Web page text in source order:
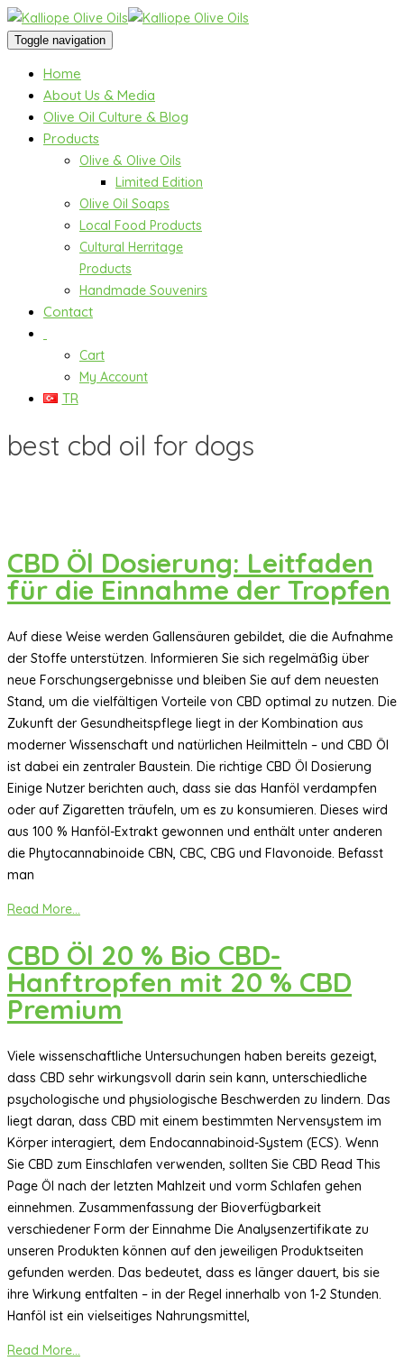
Toggle navigation
Home
About Us & Media
Olive Oil Culture & Blog
Products
Olive & Olive Oils
Limited Edition
Olive Oil Soaps
Local Food Products
Cultural Herritage
Products
Handmade Souvenirs
Contact
Cart
My Account
TR
best cbd oil for dogs
CBD Öl Dosierung: Leitfaden
für die Einnahme der Tropfen
Auf diese Weise werden Gallensäuren gebildet, die die Aufnahme
der Stoffe unterstützen. Informieren Sie sich regelmäßig über
neue Forschungsergebnisse und bleiben Sie auf dem neuesten
Stand, um die vielfältigen Vorteile von CBD optimal zu nutzen. Die
Zukunft der Gesundheitspflege liegt in der Kombination aus
moderner Wissenschaft und natürlichen Heilmitteln – und CBD Öl
ist dabei ein zentraler Baustein. Die richtige CBD Öl Dosierung
Einige Nutzer berichten auch, dass sie das Hanföl verdampfen
oder auf Zigaretten träufeln, um es zu konsumieren. Dieses wird
aus 100 % Hanföl-Extrakt gewonnen und enthält unter anderen
die Phytocannabinoide CBN, CBC, CBG und Flavonoide. Befasst
man
Read More...
CBD Öl 20 % Bio CBD-
Hanftropfen mit 20 % CBD
Premium
Viele wissenschaftliche Untersuchungen haben bereits gezeigt,
dass CBD sehr wirkungsvoll darin sein kann, unterschiedliche
psychologische und physiologische Beschwerden zu lindern. Das
liegt daran, dass CBD mit einem bestimmten Nervensystem im
Körper interagiert, dem Endocannabinoid-System (ECS). Wenn
Sie CBD zum Einschlafen verwenden, sollten Sie CBD Read This
Page Öl nach der letzten Mahlzeit und vorm Schlafen gehen
einnehmen. Zusammenfassung der Bioverfügbarkeit
verschiedener Form der Einnahme Die Analysenzertifikate zu
unseren Produkten können auf den jeweiligen Produktseiten
gefunden werden. Das bedeutet, dass es länger dauert, bis sie
ihre Wirkung entfalten – in der Regel innerhalb von 1-2 Stunden.
Hanföl ist ein vielseitiges Nahrungsmittel,
Read More...